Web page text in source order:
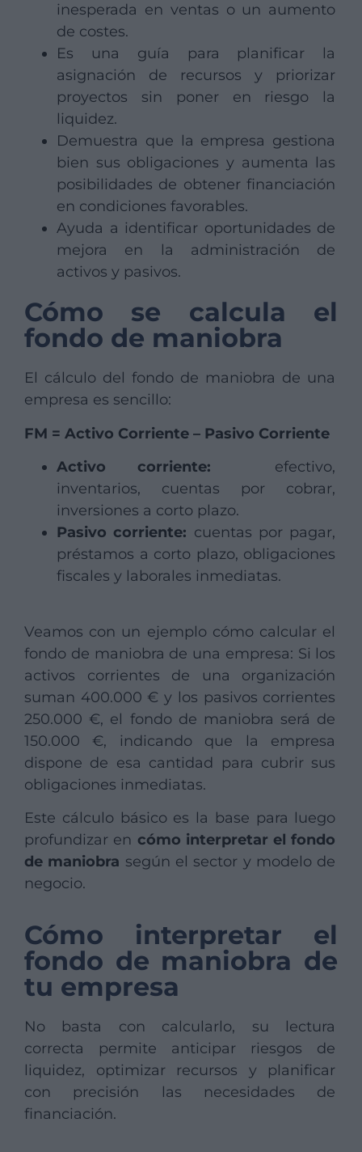
inesperada en ventas o un aumento
de costes.
Es una guía para planificar la
asignación de recursos y priorizar
proyectos sin poner en riesgo la
liquidez.
Demuestra que la empresa gestiona
bien sus obligaciones y aumenta las
posibilidades de obtener financiación
en condiciones favorables.
Ayuda a identificar oportunidades de
mejora en la administración de
activos y pasivos.
Cómo se calcula el
fondo de maniobra
El cálculo del fondo de maniobra de una
empresa es sencillo:
FM = Activo Corriente – Pasivo Corriente
Activo corriente:
efectivo,
inventarios, cuentas por cobrar,
inversiones a corto plazo.
Pasivo corriente: cuentas por pagar,
préstamos a corto plazo, obligaciones
fiscales y laborales inmediatas.
Veamos con un ejemplo cómo calcular el
fondo de maniobra de una empresa: Si los
activos corrientes de una organización
suman 400.000 € y los pasivos corrientes
250.000 €, el fondo de maniobra será de
150.000 €, indicando que la empresa
dispone de esa cantidad para cubrir sus
obligaciones inmediatas.
Este cálculo básico es la base para luego
profundizar en cómo interpretar el fondo
de maniobra según el sector y modelo de
negocio.
Cómo interpretar el
fondo de maniobra de
tu empresa
No basta con calcularlo, su lectura
correcta permite anticipar riesgos de
liquidez, optimizar recursos y planificar
con precisión las necesidades de
financiación.